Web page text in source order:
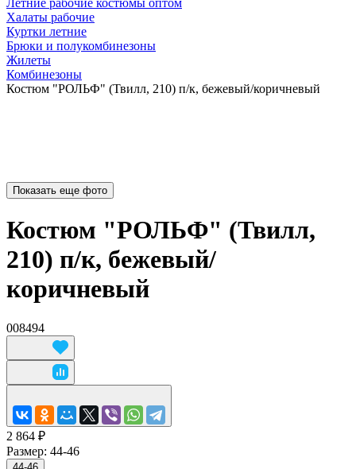
Летние рабочие костюмы оптом
Халаты рабочие
Куртки летние
Брюки и полукомбинезоны
Жилеты
Комбинезоны
Костюм "РОЛЬФ" (Твилл, 210) п/к, бежевый/коричневый
Показать еще фото
Костюм "РОЛЬФ" (Твилл,
210) п/к, бежевый/
коричневый
008494
2 864 ₽
Размер: 44-46